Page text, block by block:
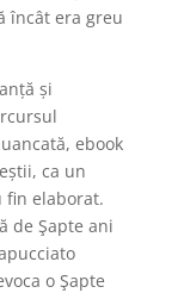
încât era greu
și
ebook
ca un
fin elaborat.
de Şapte ani
o Şapte